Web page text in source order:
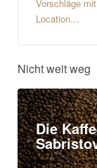
Vorschläge
Location…
Nicht weit weg
Die